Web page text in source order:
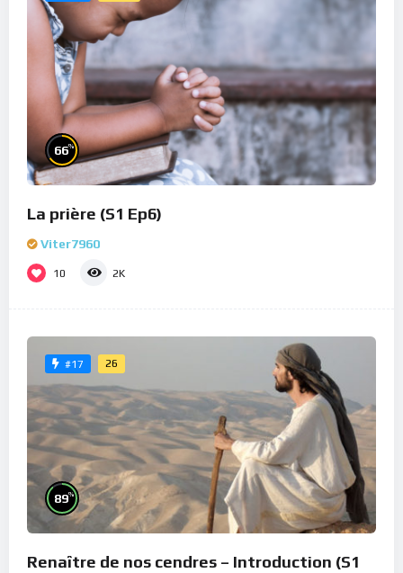
66%
La prière (S1 Ep6)
Viter7960
10 2K
#17 26
89%
Renaître de nos cendres – Introduction (S1